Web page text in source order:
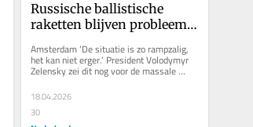
Russische ballistische
raketten blijven probleem
Europa niet zomaar kan
oplossen
Amsterdam ‘De situatie is zo rampzalig,
het kan niet erger.’ President Volodymyr
Zelensky zei dit nog voor de massale
Russische luchtaanval van...
18.04.2026
30